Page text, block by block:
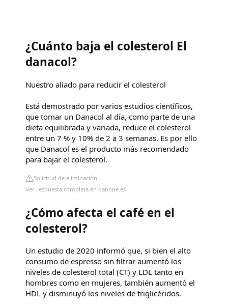
¿Cuánto baja el colesterol El
danacol?
Nuestro aliado para reducir el colesterol
Está demostrado por varios estudios científicos,
que tomar un Danacol al día, como parte de una
dieta equilibrada y variada, reduce el colesterol
entre un 7 % y 10% de 2 a 3 semanas. Es por ello
que Danacol es el producto más recomendado
para bajar el colesterol.
Solicitud de eliminación
Ver respuesta completa en danone.es
¿Cómo afecta el café en el
colesterol?
Un estudio de 2020 informó que, si bien el alto
consumo de espresso sin filtrar aumentó los
niveles de colesterol total (CT) y LDL tanto en
hombres como en mujeres, también aumentó el
HDL y disminuyó los niveles de triglicéridos.